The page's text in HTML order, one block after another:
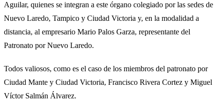
Aguilar, quienes se integran a este órgano colegiado por las sedes de
Nuevo Laredo, Tampico y Ciudad Victoria y, en la modalidad a
distancia, al empresario Mario Palos Garza, representante del
Patronato por Nuevo Laredo.
Todos valiosos, como es el caso de los miembros del patronato por
Ciudad Mante y Ciudad Victoria, Francisco Rivera Cortez y Miguel
Víctor Salmán Álvarez.